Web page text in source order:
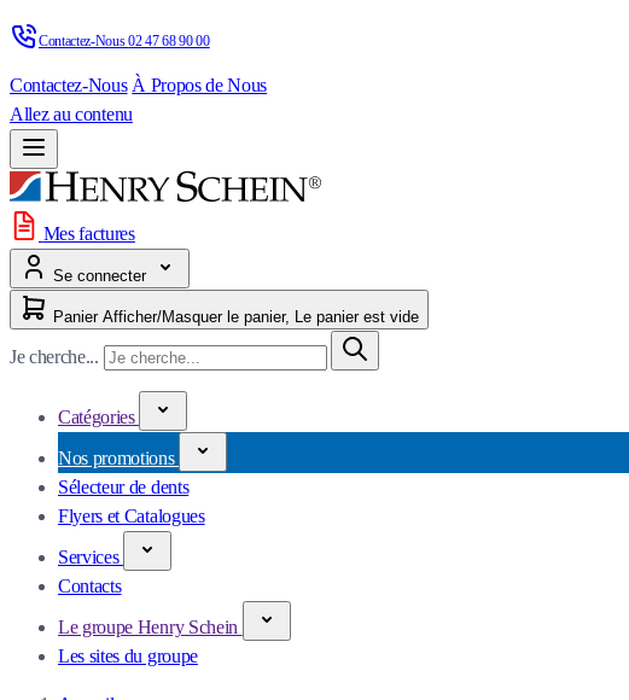
Contactez-Nous 02 47 68 90 00
Contactez-Nous À Propos de Nous
Allez au contenu
Mes factures
Se connecter
Panier Afficher/Masquer le panier, Le panier est vide
Je cherche...
Catégories
Nos promotions
Sélecteur de dents
Flyers et Catalogues
Services
Contacts
Le groupe Henry Schein
Les sites du groupe